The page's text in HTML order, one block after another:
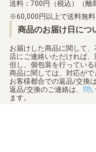
送料：700円（税込）（離
60,000円以上で送料無料
商品のお届け日につ
お届けした商品に関して
店にご連絡いただければ、
但し、個包装を行ってい
商品に関しては、対応がで
お客様都合での返品/交換
返品/交換のご連絡は、 問
ます。